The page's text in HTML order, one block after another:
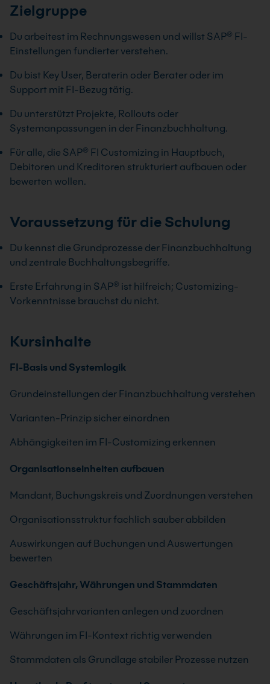
Zielgruppe
Du arbeitest im Rechnungswesen und willst SAP® FI-
Einstellungen fundierter verstehen.
Du bist Key User, Beraterin oder Berater oder im
Support mit FI-Bezug tätig.
Du unterstützt Projekte, Rollouts oder
Systemanpassungen in der Finanzbuchhaltung.
Für alle, die SAP® FI Customizing in Hauptbuch,
Debitoren und Kreditoren strukturiert aufbauen oder
bewerten wollen.
Voraussetzung für die Schulung
Du kennst die Grundprozesse der Finanzbuchhaltung
und zentrale Buchhaltungsbegriffe.
Erste Erfahrung in SAP® ist hilfreich; Customizing-
Vorkenntnisse brauchst du nicht.
Kursinhalte
FI-Basis und Systemlogik
Grundeinstellungen der Finanzbuchhaltung verstehen
Varianten-Prinzip sicher einordnen
Abhängigkeiten im FI-Customizing erkennen
Organisationseinheiten aufbauen
Mandant, Buchungskreis und Zuordnungen verstehen
Organisationsstruktur fachlich sauber abbilden
Auswirkungen auf Buchungen und Auswertungen
bewerten
Geschäftsjahr, Währungen und Stammdaten
Geschäftsjahrvarianten anlegen und zuordnen
Währungen im FI-Kontext richtig verwenden
Stammdaten als Grundlage stabiler Prozesse nutzen